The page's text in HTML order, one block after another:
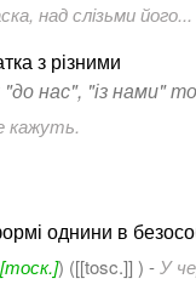
над слізьми
з різними
нас", "із нами"
кажуть.
однини в
[тоск.]) ([[tosc.]] ) -У